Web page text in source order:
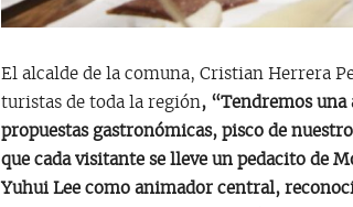
El alcalde de la comuna, Cristian Herrera
turistas de toda la región, “Tendremos
propuestas gastronómicas, pisco de
que cada visitante se lleve un pedacito de
Yuhui Lee como animador central,